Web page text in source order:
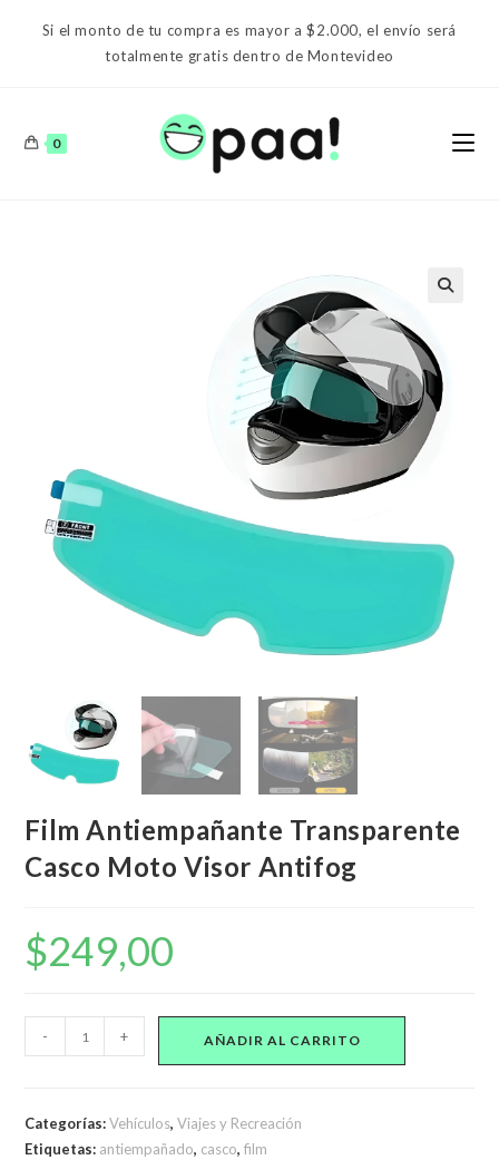
Si el monto de tu compra es mayor a $2.000, el envío será
totalmente gratis dentro de Montevideo
0
Film Antiempañante Transparente
Casco Moto Visor Antifog
$249,00
Antiempañante
Casco
Moto
- + AÑADIR AL CARRITO
Categorías:Vehículos,Viajes y Recreación
Etiquetas: antiempañado, casco,film